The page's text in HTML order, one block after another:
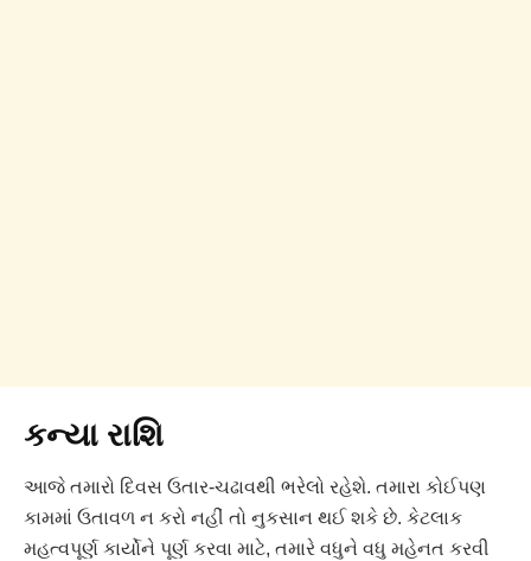
કન્યા રાશિ
આજે તમારો દિવસ ઉતાર-ચઢાવથી ભરેલો રહેશે. તમારા કોઈપણ
કામમાં ઉતાવળ ન કરો નહીં તો નુકસાન થઈ શકે છે. કેટલાક
મહત્વપૂર્ણ કાર્યોને પૂર્ણ કરવા માટે, તમારે વધુને વધુ મહેનત કરવી